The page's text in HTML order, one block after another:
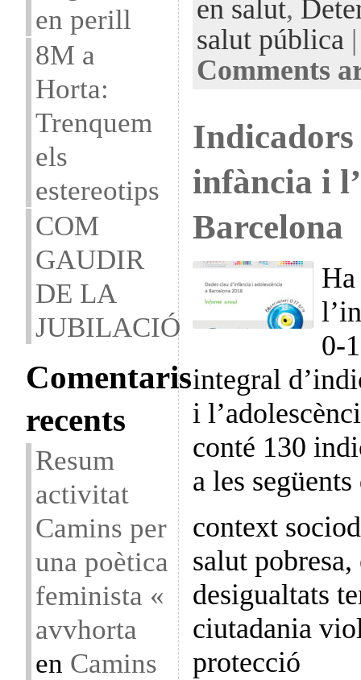
en perill
8M a
Horta:
Trenquem
els
estereotips
COM
GAUDIR
DE LA
JUBILACIÓ
Comentaris
recents
Resum
activitat
Camins per
una poètica
feminista «
avvhorta
en Camins
en salut,
salut pública|
Comments
Indicadors
infància i
Barcelona
0-
integral
i
conté 130
a les
context
salut
desigualtats
ciutadania
protecció